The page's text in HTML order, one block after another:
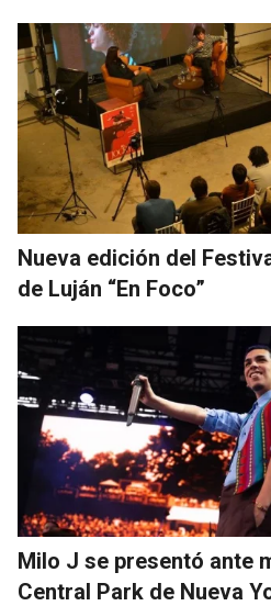
Nueva edición del
de Luján “En Foco”
Milo J se presentó ante
Central Park de Nueva